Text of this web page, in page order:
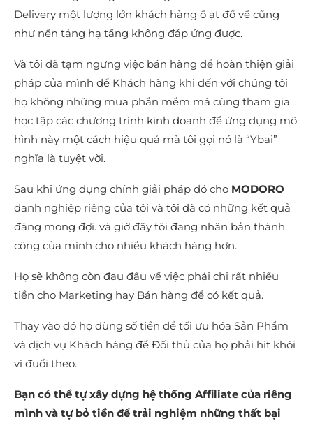
Delivery một lượng lớn khách hàng ồ ạt đổ về cũng
như nền tảng hạ tầng không đáp ứng được.
Và tôi đã tạm ngưng việc bán hàng để hoàn thiện giải
pháp của mình để Khách hàng khi đến với chúng tôi
họ không những mua phần mềm mà cùng tham gia
học tập các chương trình kinh doanh để ứng dụng mô
hình này một cách hiệu quả mà tôi gọi nó là “Ybai”
nghĩa là tuyệt vời.
Sau khi ứng dụng chính giải pháp đó cho MODORO
danh nghiệp riêng của tôi và tôi đã có những kết quả
đáng mong đợi. và giờ đây tôi đang nhân bản thành
công của mình cho nhiều khách hàng hơn.
Họ sẽ không còn đau đầu về việc phải chi rất nhiều
tiền cho Marketing hay Bán hàng để có kết quả.
Thay vào đó họ dùng số tiền để tối ưu hóa Sản Phẩm
và dịch vụ Khách hàng để Đối thủ của họ phải hít khói
vì đuổi theo.
Bạn có thể tự xây dựng hệ thống Affiliate của riêng
mình và tự bỏ tiền để trải nghiệm những thất bại